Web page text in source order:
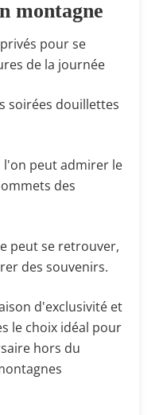
montagne
pour se
de la journée
soirées douillettes
l'on peut admirer le
des
peut se retrouver,
des souvenirs.
d'exclusivité et
le choix idéal pour
hors du